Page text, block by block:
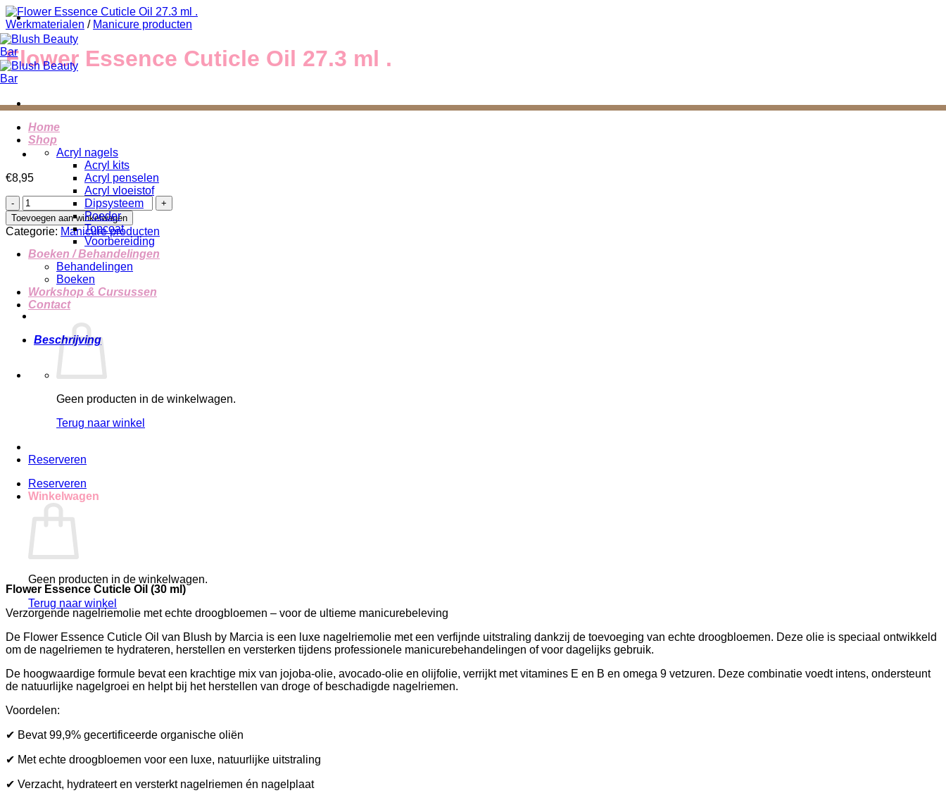
Ga
naar
inhoud
Home
Shop
Acryl nagels
Acryl kits
Acryl penselen
Acryl vloeistof
Dipsysteem
Poeder
Topcoat
Voorbereiding
Boeken / Behandelingen
Behandelingen
Boeken
Workshop & Cursussen
Contact
Geen producten in de winkelwagen.
Terug naar winkel
Reserveren
Reserveren
Winkelwagen
Geen producten in de winkelwagen.
Terug naar winkel
Werkmaterialen / Manicure producten
Flower Essence Cuticle Oil 27.3 ml .
€8,95
Flower
Essence
Cuticle
Oil
27.3
aantal
Toevoegen aan winkelwagen
Categorie: Manicure producten
Beschrijving
Flower Essence Cuticle Oil (30 ml)
Verzorgende nagelriemolie met echte droogbloemen – voor de ultieme manicurebeleving
De Flower Essence Cuticle Oil van Blush by Marcia is een luxe nagelriemolie met een verfijnde uitstraling dankzij de toevoeging van echte droogbloemen. Deze olie is speciaal ontwikkeld
om de nagelriemen te hydrateren, herstellen en versterken tijdens professionele manicurebehandelingen of voor dagelijks gebruik.
De hoogwaardige formule bevat een krachtige mix van jojoba-olie, avocado-olie en olijfolie, verrijkt met vitamines E en B en omega 9 vetzuren. Deze combinatie voedt intens, ondersteunt
de natuurlijke nagelgroei en helpt bij het herstellen van droge of beschadigde nagelriemen.
Voordelen:
✔ Bevat 99,9% gecertificeerde organische oliën
✔ Met echte droogbloemen voor een luxe, natuurlijke uitstraling
✔ Verzacht, hydrateert en versterkt nagelriemen én nagelplaat